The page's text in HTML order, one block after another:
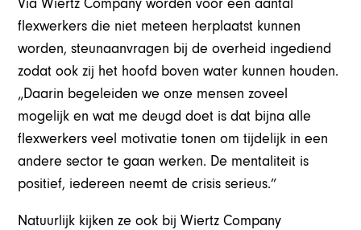
Via Wiertz Company worden voor een aantal
flexwerkers die niet meteen herplaatst kunnen
worden, steunaanvragen bij de overheid ingediend
zodat ook zij het hoofd boven water kunnen houden.
„Daarin begeleiden we onze mensen zoveel
mogelijk en wat me deugd doet is dat bijna alle
flexwerkers veel motivatie tonen om tijdelijk in een
andere sector te gaan werken. De mentaliteit is
positief, iedereen neemt de crisis serieus.”
Natuurlijk kijken ze ook bij Wiertz Company